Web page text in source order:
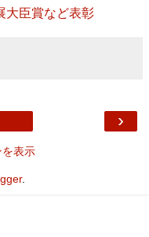
大臣賞など表彰
›
表示
.